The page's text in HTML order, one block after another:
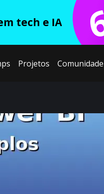
tech e IA
Projetos Comunidade